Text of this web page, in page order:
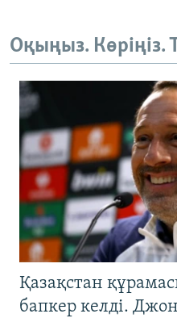
Оқыңыз. Көріңіз.
Қазақстан
бапкер келді.